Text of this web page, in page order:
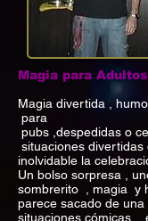
Magia para Adultos
Magia divertida ,
para
pubs ,despedidas o
situaciones divertidas
inolvidable la
Un bolso sorpresa ,
sombrerito , magia y
parece sacado de
situaciones cómicas ,